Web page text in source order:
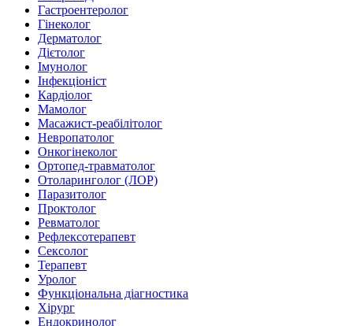
Гастроентеролог
Гінеколог
Дерматолог
Дієтолог
Імунолог
Інфекціоніст
Кардіолог
Мамолог
Масажист-реабілітолог
Невропатолог
Онкогінеколог
Ортопед-травматолог
Отоларинголог (ЛОР)
Паразитолог
Проктолог
Ревматолог
Рефлексотерапевт
Сексолог
Терапевт
Уролог
Функціональна діагностика
Хірург
Ендокринолог